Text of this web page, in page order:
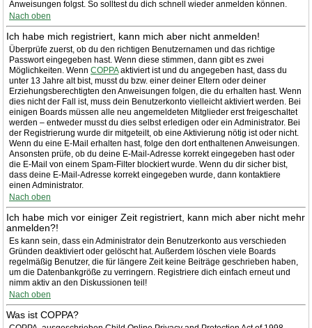
Anweisungen folgst. So solltest du dich schnell wieder anmelden können.
Nach oben
Ich habe mich registriert, kann mich aber nicht anmelden!
Überprüfe zuerst, ob du den richtigen Benutzernamen und das richtige
Passwort eingegeben hast. Wenn diese stimmen, dann gibt es zwei
Möglichkeiten. Wenn COPPAaktiviert ist und du angegeben hast, dass du
unter 13 Jahre alt bist, musst du bzw. einer deiner Eltern oder deiner
Erziehungsberechtigten den Anweisungen folgen, die du erhalten hast. Wenn
dies nicht der Fall ist, muss dein Benutzerkonto vielleicht aktiviert werden. Bei
einigen Boards müssen alle neu angemeldeten Mitglieder erst freigeschaltet
werden – entweder musst du dies selbst erledigen oder ein Administrator. Bei
der Registrierung wurde dir mitgeteilt, ob eine Aktivierung nötig ist oder nicht.
Wenn du eine E-Mail erhalten hast, folge den dort enthaltenen Anweisungen.
Ansonsten prüfe, ob du deine E-Mail-Adresse korrekt eingegeben hast oder
die E-Mail von einem Spam-Filter blockiert wurde. Wenn du dir sicher bist,
dass deine E-Mail-Adresse korrekt eingegeben wurde, dann kontaktiere
einen Administrator.
Nach oben
Ich habe mich vor einiger Zeit registriert, kann mich aber nicht mehr
anmelden?!
Es kann sein, dass ein Administrator dein Benutzerkonto aus verschieden
Gründen deaktiviert oder gelöscht hat. Außerdem löschen viele Boards
regelmäßig Benutzer, die für längere Zeit keine Beiträge geschrieben haben,
um die Datenbankgröße zu verringern. Registriere dich einfach erneut und
nimm aktiv an den Diskussionen teil!
Nach oben
Was ist COPPA?